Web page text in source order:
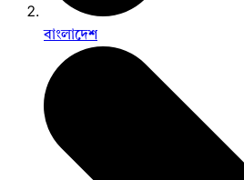
বাংলাদেশ